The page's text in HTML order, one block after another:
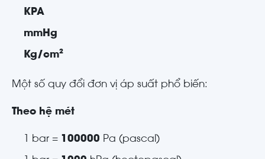
KPA
mmHg
Kg/cm²
Một số quy đổi đơn vị áp suất phổ biến:
Theo hệ mét
1 bar = 100000 Pa (pascal)